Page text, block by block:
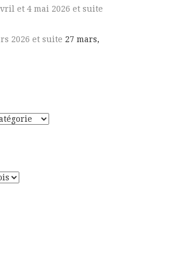
et 4 mai 2026 et suite
2026 et suite 27 mars,